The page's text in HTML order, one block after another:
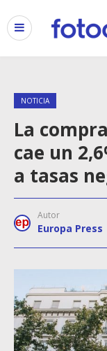
NOTICIA
La
cae un
a tasas
Autor
Europa Press